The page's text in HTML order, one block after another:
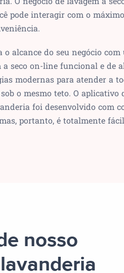
pode interagir com o
o alcance do seu negócio
a seco on-line funcional e de
modernas para atender a
o mesmo teto. O aplicativo
foi desenvolvido com
portanto, é totalmente
nosso